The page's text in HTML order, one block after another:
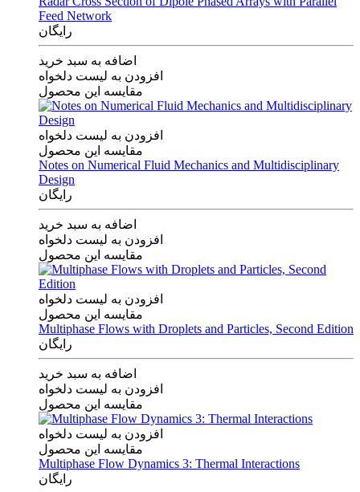
Feed Network
رایگان
اضافه به سبد خرید
افزودن به لیست دلخواه
مقایسه این محصول
افزودن به لیست دلخواه
مقایسه این محصول
Notes on Numerical Fluid Mechanics and Multidisciplinary
Design
رایگان
اضافه به سبد خرید
افزودن به لیست دلخواه
مقایسه این محصول
افزودن به لیست دلخواه
مقایسه این محصول
Multiphase Flows with Droplets and Particles, Second Edition
رایگان
اضافه به سبد خرید
افزودن به لیست دلخواه
مقایسه این محصول
افزودن به لیست دلخواه
مقایسه این محصول
Multiphase Flow Dynamics 3: Thermal Interactions
رایگان